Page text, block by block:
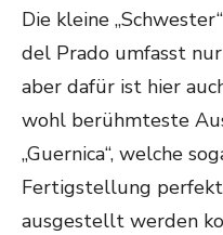
Die kleine
del Prado umfasst
aber dafür ist hier
wohl berühmteste
„Guernica“, welche
Fertigstellung
ausgestellt werden